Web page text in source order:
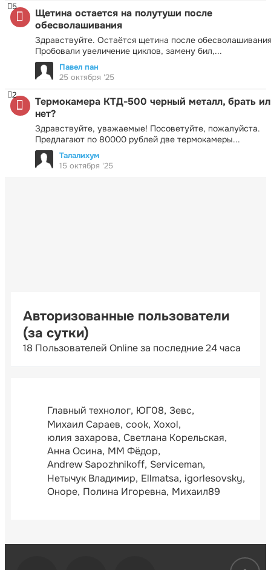
Щетина остается на полутуши после
обесволашивания
Здравствуйте. Остаётся щетина после
Пробовали увеличение циклов, замену бил,...
5
Павел пан
25 октября '25
Термокамера КТД-500 черный металл, брать
нет?
Здравствуйте, уважаемые! Посоветуйте, пожалуйста.
Предлагают по 80000 рублей две термокамеры...
2
Талалихум
15 октября '25
Авторизованные пользователи
(за сутки)
18 Пользователей Online за последние 24 часа
Главный технолог ЮГ08 Зевс
Михаил Сараев cook Xoxol
юлия захарова Светлана Корельская
Анна Осина ММ Фёдор
Andrew Sapozhnikoff Serviceman
Нетычук Владимир Ellmatsa igorlesovsky
Оноре Полина Игоревна Михаил89